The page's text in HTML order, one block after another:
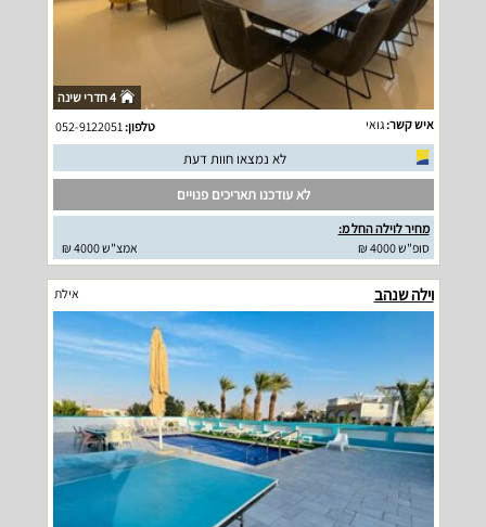
4 חדרי שינה
איש קשר:גואי טלפון:
לא נמצאו חוות דעת
לא עודכנו תאריכים פנויים
מחיר לוילה החל מ:
סופ"ש 4000 ₪
אמצ"ש 4000 ₪
וילה שנהב אילת